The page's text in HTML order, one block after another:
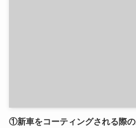
①新車をコーティングされる際の